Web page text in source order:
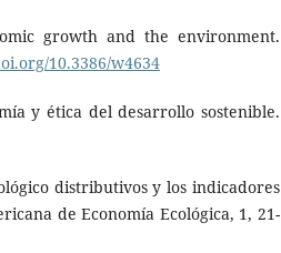
growth and the environment.
10.3386/w4634
y ética del desarrollo sostenible.
distributivos y los indicadores
de Economía Ecológica, 1, 21-